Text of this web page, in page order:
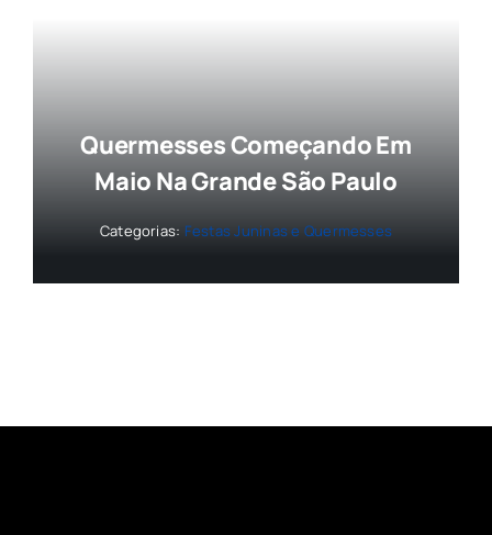
Quermesses Começando Em
Maio Na Grande São Paulo
Categorias: Festas Juninas e Quermesses